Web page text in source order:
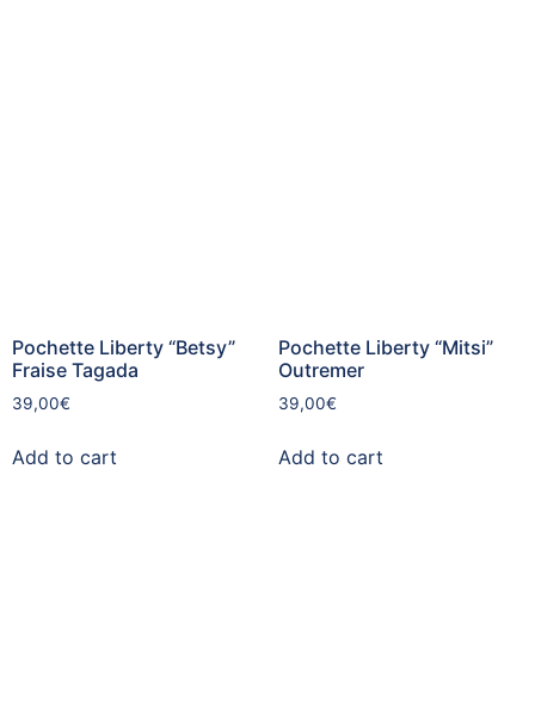
Pochette Liberty “Betsy”
Fraise Tagada
39,00€
Add to cart
Pochette Liberty “Mitsi”
Outremer
39,00€
Add to cart